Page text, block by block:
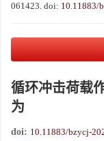
061423. doi: 10.11883/
循环冲击荷载
为
doi: 10.11883/bzycj-